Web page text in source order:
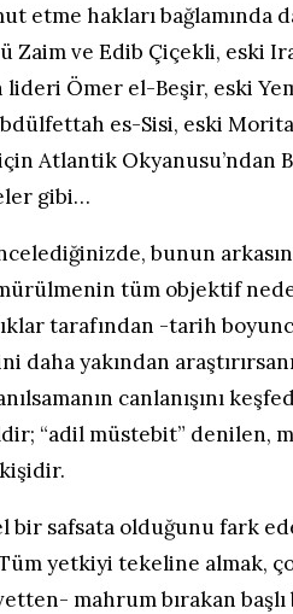
etme hakları bağlamında
Zaim ve Edib Çiçekli, eski
lideri Ömer el-Beşir, eski
es-Sisi, eski
Atlantik Okyanusu’ndan
gibi…
bunun
tüm objektif
tarafından -tarih
yakından
canlanışını
“adil müstebit” denilen,
safsata olduğunu fark
yetkiyi tekeline almak,
mahrum bırakan başlı